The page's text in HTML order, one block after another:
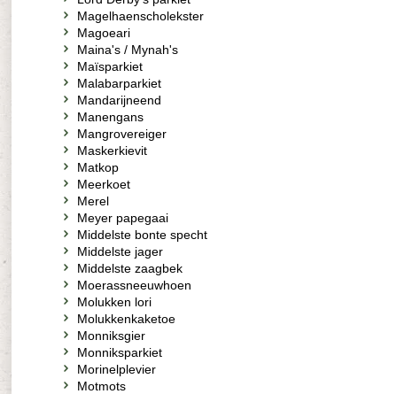
Magelhaenscholekster
Magoeari
Maina's / Mynah's
Maïsparkiet
Malabarparkiet
Mandarijneend
Manengans
Mangrovereiger
Maskerkievit
Matkop
Meerkoet
Merel
Meyer papegaai
Middelste bonte specht
Middelste jager
Middelste zaagbek
Moerassneeuwhoen
Molukken lori
Molukkenkaketoe
Monniksgier
Monniksparkiet
Morinelplevier
Motmots